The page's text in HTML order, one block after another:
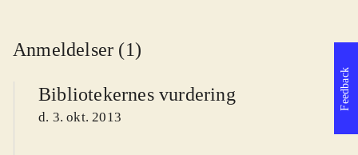
Anmeldelser (1)
Bibliotekernes vurdering
d. 3. okt. 2013
Feedback